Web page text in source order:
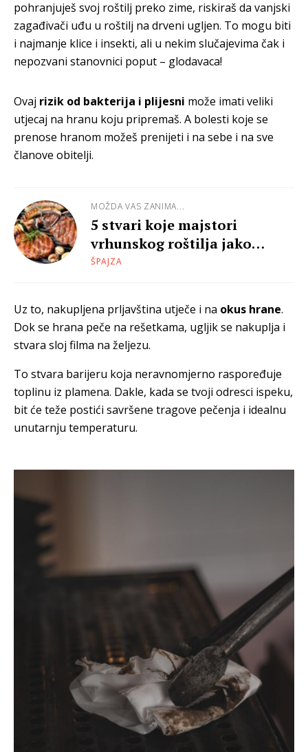
pohranjuješ svoj roštilj preko zime, riskiraš da vanjski
zagađivači uđu u roštilj na drveni ugljen. To mogu biti
i najmanje klice i insekti, ali u nekim slučajevima čak i
nepozvani stanovnici poput – glodavaca!
Ovaj rizik od bakterija i plijesni može imati veliki
utjecaj na hranu koju pripremaš. A bolesti koje se
prenose hranom možeš prenijeti i na sebe i na sve
članove obitelji.
MOŽDA VAS ZANIMA...
5 stvari koje majstori
vrhunskog roštilja jako
dobro znaju
ŠPAJZA
Uz to, nakupljena prljavština utječe i na okus hrane.
Dok se hrana peče na rešetkama, ugljik se nakuplja i
stvara sloj filma na željezu.
To stvara barijeru koja neravnomjerno raspoređuje
toplinu iz plamena. Dakle, kada se tvoji odresci ispeku,
bit će teže postići savršene tragove pečenja i idealnu
unutarnju temperaturu.